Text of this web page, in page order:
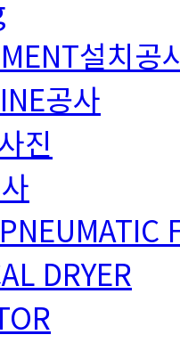
설치공
공사
진
DRYER